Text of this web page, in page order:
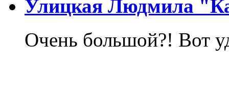
Улицкая Людмила
Очень большой?! Вот